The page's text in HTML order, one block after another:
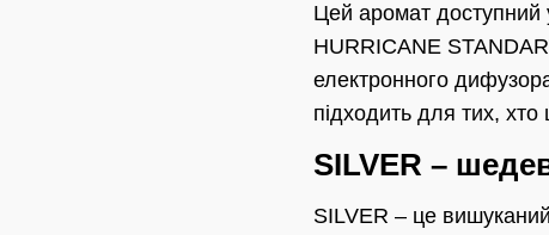
Цей аромат доступний
HURRICANE
електронного
підходить для тих, хто
SILVER –
SILVER – це